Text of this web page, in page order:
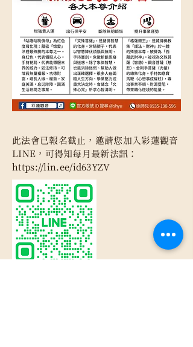
此法會已報名截止，邀請您加入彩蓮觀音
LINE，可得知每月最新法訊：
https://lin.ee/id63YZV